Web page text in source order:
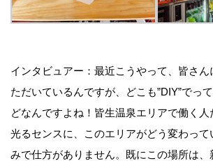
インタビュアー：最近こうやって、皆さん
ただいているんですが、どこも”DIY”でっ
どなんですよね！皆生温泉エリアで働く人
光るセンスに、このエリアがどう変わって
みで仕方がありません。既にこの場所は、